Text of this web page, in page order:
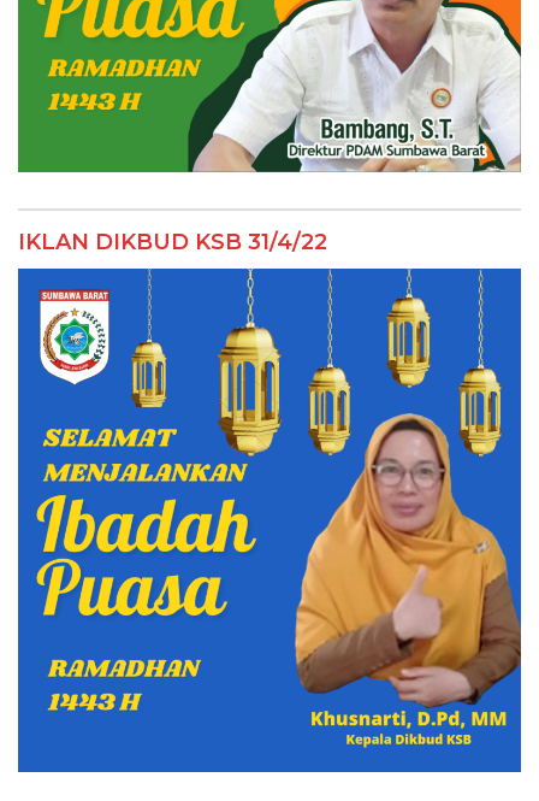
IKLAN DIKBUD KSB 31/4/22